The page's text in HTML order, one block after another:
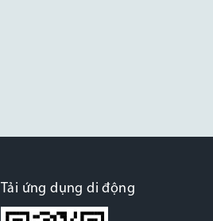
Tải ứng dụng di động